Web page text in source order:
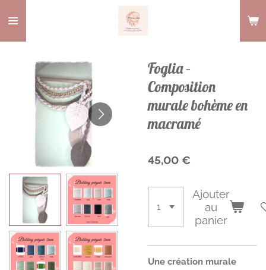
au
contenu
Foglia –
Composition
murale bohème en
macramé
45,00 €
Ajouter
au
panier
Une création murale